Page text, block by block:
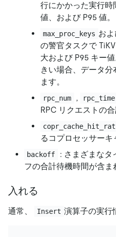
行にかかった実行時
値、および P95 値。
max_proc_keys お
の警官タスクで
大および P95 キー
きい場合、データ分
ます。
rpc_num , rpc_time
RPC リクエストの
るコプロセッサーキ
backoff
: さまざまなタ
フの合計待機時間が含ま
入れる
通常、 Insert 演算子の実行